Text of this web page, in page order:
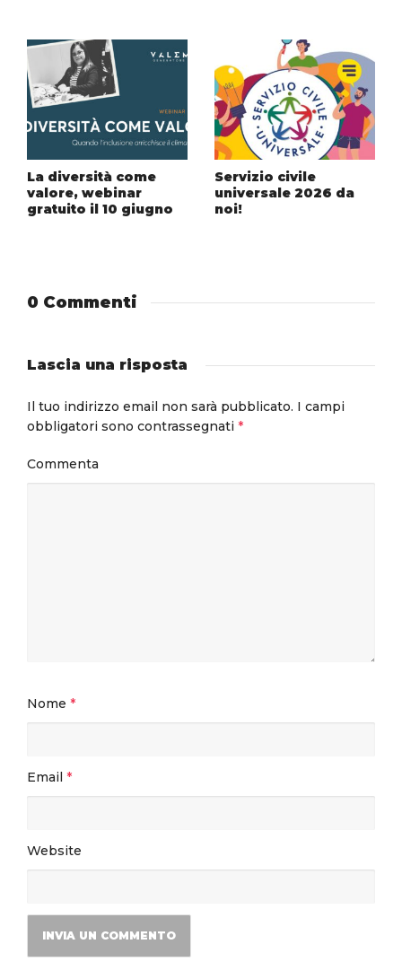
La diversità come
valore, webinar
gratuito il 10 giugno
Servizio civile
universale 2026 da
noi!
0 Commenti
Lascia una risposta
Il tuo indirizzo email non sarà pubblicato. I campi
obbligatori sono contrassegnati *
Commenta
Nome *
Email *
Website